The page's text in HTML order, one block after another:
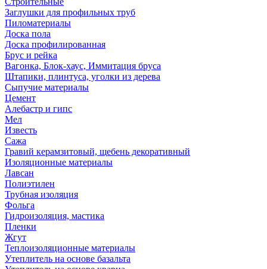
Заглушки для профильных труб
Пиломатериалы
Доска пола
Доска профилированная
Брус и рейка
Вагонка, Блок-хаус, Иммитация бруса
Штапики, плинтуса, уголки из дерева
Сыпучие материалы
Цемент
Алебастр и гипс
Мел
Известь
Сажа
Гравий керамзитовый, щебень декоративный
Изоляционные материалы
Лавсан
Полиэтилен
Трубная изоляция
Фольга
Гидроизоляция, мастика
Пленки
Жгут
Теплоизоляционные материалы
Утеплитель на основе базальта